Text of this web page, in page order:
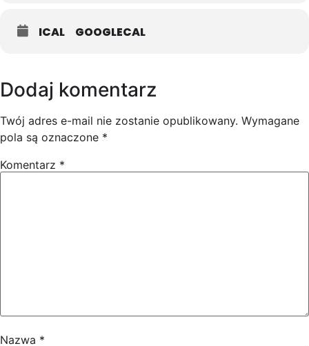
ICAL GOOGLECAL
Dodaj komentarz
Twój adres e-mail nie zostanie opublikowany. Wymagane
pola są oznaczone *
Komentarz *
Nazwa *